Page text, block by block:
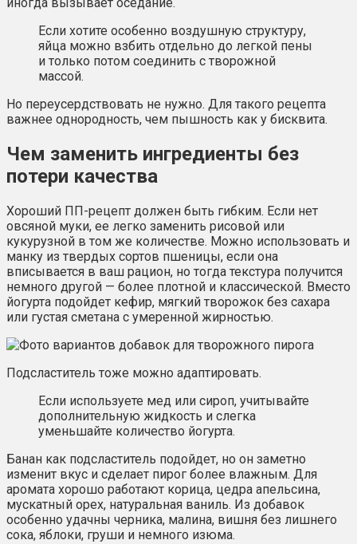
иногда вызывает оседание.
Если хотите особенно воздушную структуру,
яйца можно взбить отдельно до легкой пены
и только потом соединить с творожной
массой.
Но переусердствовать не нужно. Для такого рецепта
важнее однородность, чем пышность как у бисквита.
Чем заменить ингредиенты без
потери качества
Хороший ПП-рецепт должен быть гибким. Если нет
овсяной муки, ее легко заменить рисовой или
кукурузной в том же количестве. Можно использовать и
манку из твердых сортов пшеницы, если она
вписывается в ваш рацион, но тогда текстура получится
немного другой — более плотной и классической. Вместо
йогурта подойдет кефир, мягкий творожок без сахара
или густая сметана с умеренной жирностью.
Подсластитель тоже можно адаптировать.
Если используете мед или сироп, учитывайте
дополнительную жидкость и слегка
уменьшайте количество йогурта.
Банан как подсластитель подойдет, но он заметно
изменит вкус и сделает пирог более влажным. Для
аромата хорошо работают корица, цедра апельсина,
мускатный орех, натуральная ваниль. Из добавок
особенно удачны черника, малина, вишня без лишнего
сока, яблоки, груши и немного изюма.